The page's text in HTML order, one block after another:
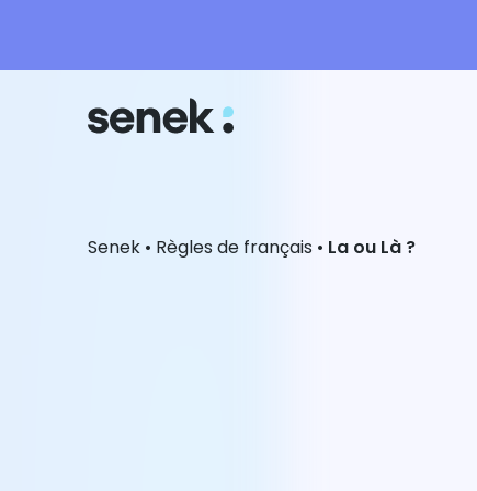
Senek • Règles de français • La ou Là ?